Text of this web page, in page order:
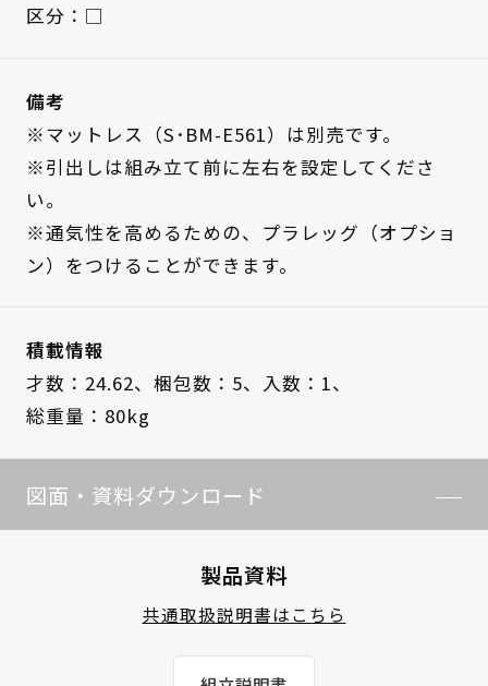
区分：□
備考
※マットレス（S･BM-E561）は別売です。
※引出しは組み立て前に左右を設定してくださ
い。
※通気性を高めるための、プラレッグ（オプショ
ン）をつけることができます。
積載情報
才数：24.62、 梱包数：5、 入数：1、
総重量：80kg
図面・資料ダウンロード
製品資料
共通取扱説明書はこちら